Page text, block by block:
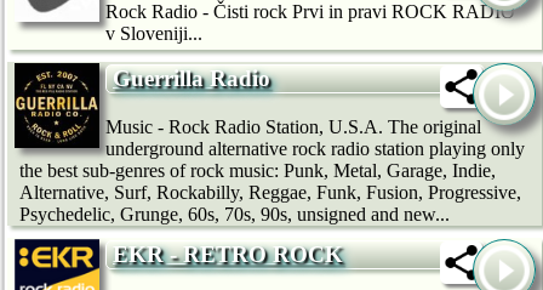
Rock Radio - Čisti rock Prvi in pravi ROCK RADIO
v Sloveniji...
Guerrilla Radio
Music - Rock Radio Station, U.S.A. The original
underground alternative rock radio station playing only
the best sub-genres of rock music: Punk, Metal, Garage, Indie,
Alternative, Surf, Rockabilly, Reggae, Funk, Fusion, Progressive,
Psychedelic, Grunge, 60s, 70s, 90s, unsigned and new...
EKR - RETRO ROCK